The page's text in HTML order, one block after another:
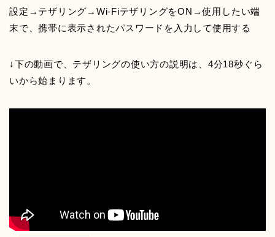
設定→テザリング→Wi-FiテザリングをON→使用したい端
末で、携帯に表示されたパスワードを入力して使用する
↓下の動画で、テザリングの使い方の説明は、4分18秒ぐら
いから始まります。